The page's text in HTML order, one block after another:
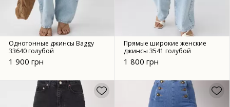
Однотонные джинсы Baggy
33640 голубой
1 900 грн
Прямые широкие женские
джинсы 3541 голубой
1 800 грн